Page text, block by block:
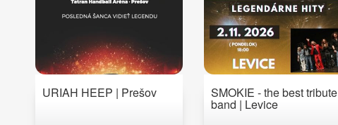
URIAH HEEP | Prešov SMOKIE - the best tribute
band | Levice